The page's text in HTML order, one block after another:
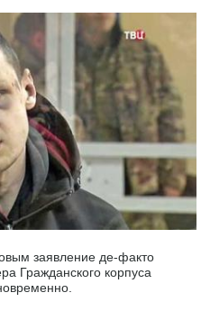
заявление де-факто
Гражданского корпуса